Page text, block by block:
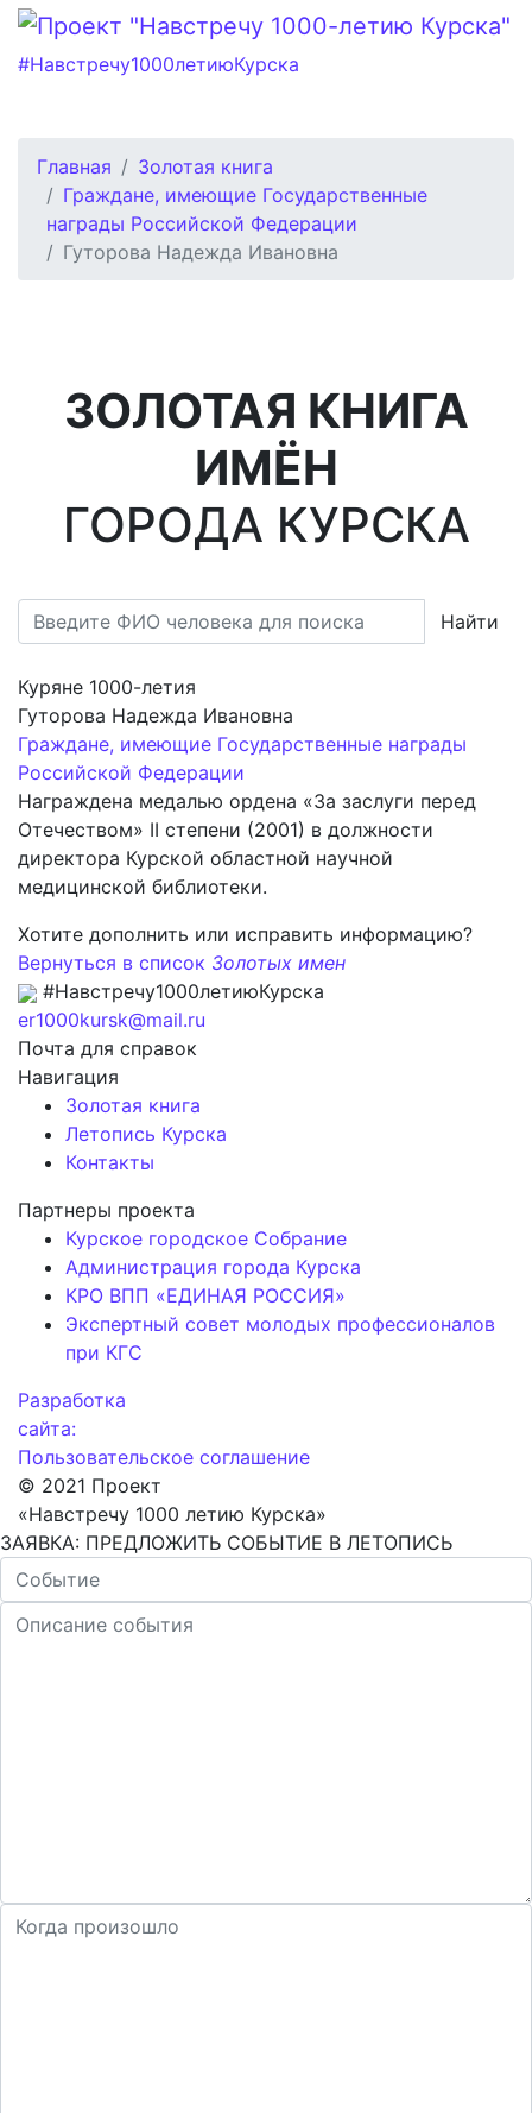
#Навстречу1000летиюКурска
Главная
Золотая книга
Граждане, имеющие Государственные
награды Российской Федерации
Гуторова Надежда Ивановна
ЗОЛОТАЯ КНИГА
ИМЁН
ГОРОДА КУРСКА
Найти
Куряне 1000-летия
Гуторова Надежда Ивановна
Граждане, имеющие Государственные награды
Российской Федерации
Награждена медалью ордена «За заслуги перед
Отечеством» II степени (2001) в должности
директора Курской областной научной
медицинской библиотеки.
Хотите дополнить или исправить информацию?
Вернуться в список Золотых имен
#Навстречу1000летиюКурска
er1000kursk@mail.ru
Почта для справок
Навигация
Золотая книга
Летопись Курска
Контакты
Партнеры проекта
Курское городское Собрание
Администрация города Курска
КРО ВПП «ЕДИНАЯ РОССИЯ»
Экспертный совет молодых профессионалов
при КГС
Разработка
сайта:
Пользовательское соглашение
© 2021 Проект
«Навстречу 1000 летию Курска»
ЗАЯВКА: ПРЕДЛОЖИТЬ СОБЫТИЕ В ЛЕТОПИСЬ